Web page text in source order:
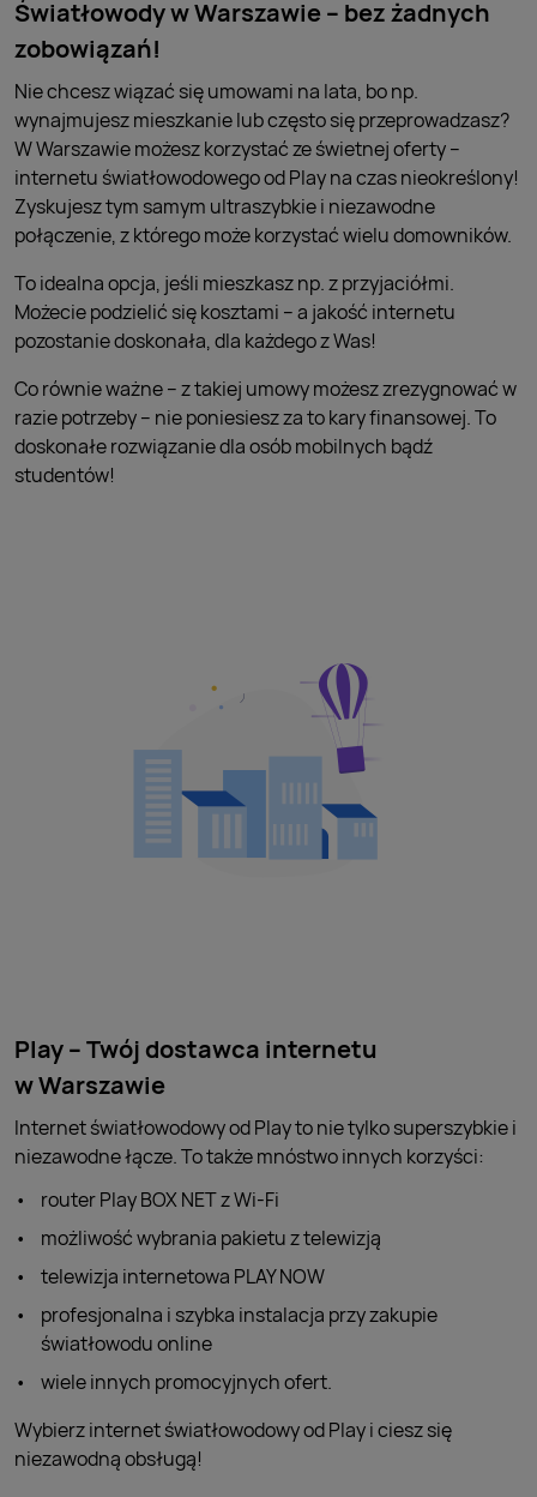
Światłowody w Warszawie – bez żadnych
zobowiązań!
Nie chcesz wiązać się umowami na lata, bo np.
wynajmujesz mieszkanie lub często się przeprowadzasz?
W Warszawie możesz korzystać ze świetnej oferty –
internetu światłowodowego od Play na czas nieokreślony!
Zyskujesz tym samym ultraszybkie i niezawodne
połączenie, z którego może korzystać wielu domowników.
To idealna opcja, jeśli mieszkasz np. z przyjaciółmi.
Możecie podzielić się kosztami – a jakość internetu
pozostanie doskonała, dla każdego z Was!
Co równie ważne – z takiej umowy możesz zrezygnować w
razie potrzeby – nie poniesiesz za to kary finansowej. To
doskonałe rozwiązanie dla osób mobilnych bądź
studentów!
Play – Twój dostawca internetu
w Warszawie
Internet światłowodowy od Play to nie tylko superszybkie i
niezawodne łącze. To także mnóstwo innych korzyści:
router Play BOX NET z Wi-Fi
możliwość wybrania pakietu z telewizją
telewizja internetowa PLAY NOW
profesjonalna i szybka instalacja przy zakupie
światłowodu online
wiele innych promocyjnych ofert.
Wybierz internet światłowodowy od Play i ciesz się
niezawodną obsługą!